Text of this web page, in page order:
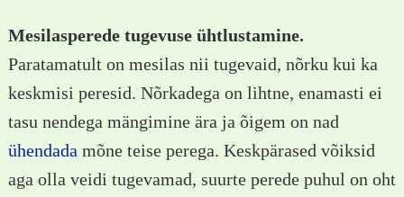
Mesilasperede tugevuse ühtlustamine.
Paratamatult on mesilas nii tugevaid, nõrku kui ka
keskmisi peresid. Nõrkadega on lihtne, enamasti ei
tasu nendega mängimine ära ja õigem on nad
ühendadamõne teise perega. Keskpärased võiksid
aga olla veidi tugevamad, suurte perede puhul on oht